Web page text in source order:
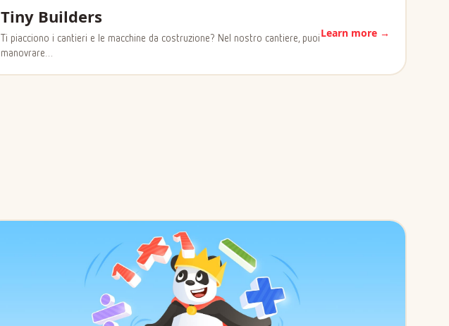
Tiny Builders
Ti piacciono i cantieri e le macchine da costruzione? Nel nostro cantiere, puoi
manovrare…
Learn more →